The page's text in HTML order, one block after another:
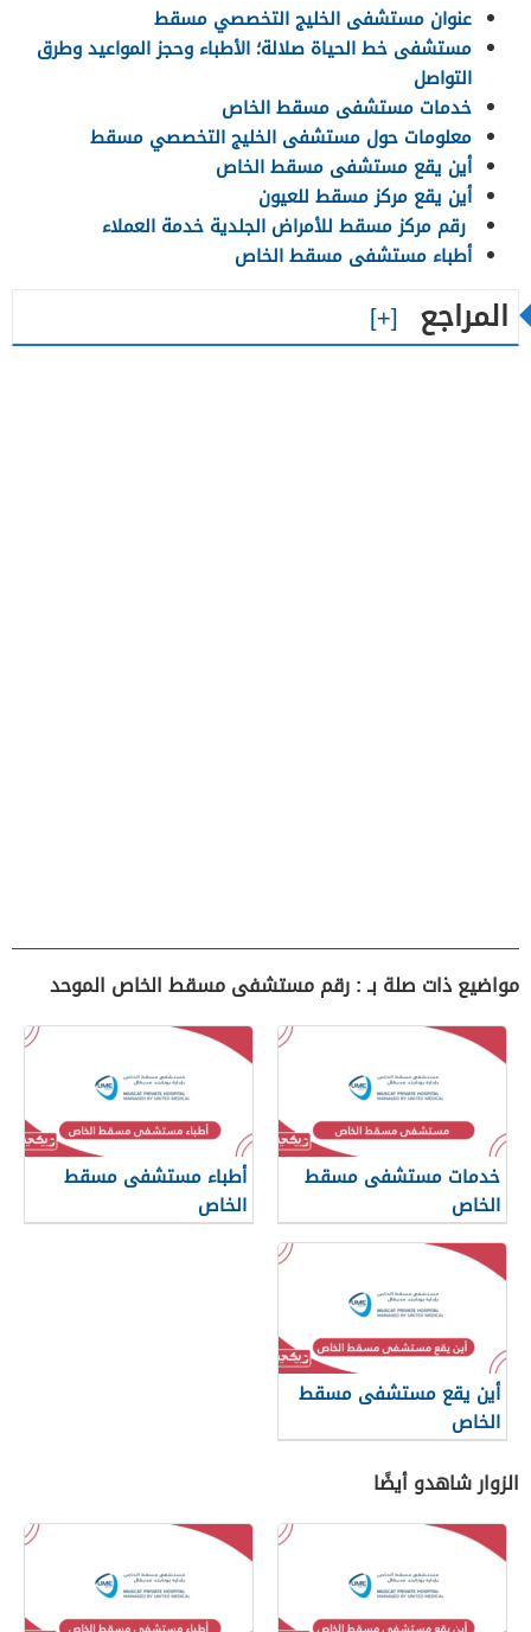
عنوان مستشفى الخليج التخصصي مسقط
مستشفى خط الحياة صلالة؛ الأطباء وحجز المواعيد وطرق
التواصل
خدمات مستشفى مسقط الخاص
معلومات حول مستشفى الخليج التخصصي مسقط
أين يقع مستشفى مسقط الخاص
أين يقع مركز مسقط للعيون
رقم مركز مسقط للأمراض الجلدية خدمة العملاء
أطباء مستشفى مسقط الخاص
المراجع
مواضيع ذات صلة بـ : رقم مستشفى مسقط الخاص الموحد
خدمات مستشفى مسقط
الخاص
أطباء مستشفى مسقط
الخاص
أين يقع مستشفى مسقط
الخاص
الزوار شاهدو أيضًا